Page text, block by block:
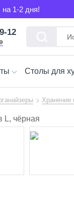
на 1-2 дня!
12
Столы для
Хранение